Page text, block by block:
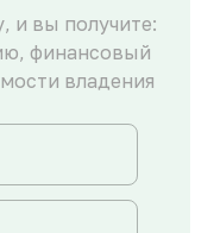
и вы получите:
финансовый
владения